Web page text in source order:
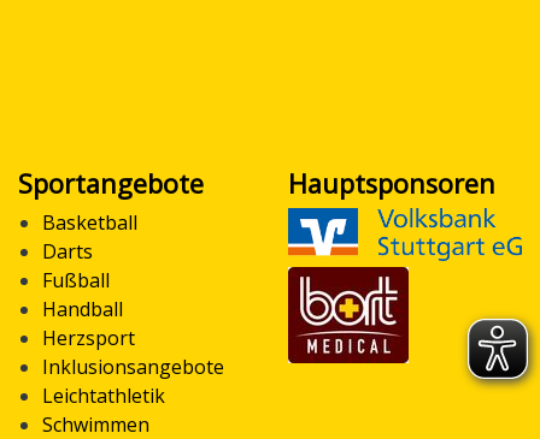
Sportangebote
Basketball
Darts
Fußball
Handball
Herzsport
Inklusionsangebote
Leichtathletik
Schwimmen
Hauptsponsoren